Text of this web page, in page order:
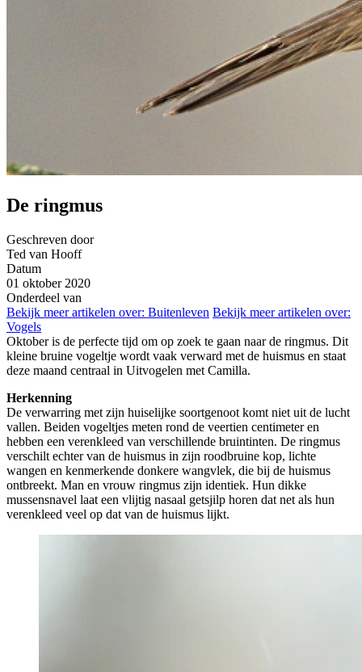
De ringmus
Geschreven door
Ted van Hooff
Datum
01 oktober 2020
Onderdeel van
Bekijk meer artikelen over: Buitenleven Bekijk meer artikelen over:
Vogels
Oktober is de perfecte tijd om op zoek te gaan naar de ringmus. Dit
kleine bruine vogeltje wordt vaak verward met de huismus en staat
deze maand centraal in Uitvogelen met Camilla.
Herkenning
De verwarring met zijn huiselijke soortgenoot komt niet uit de lucht
vallen. Beiden vogeltjes meten rond de veertien centimeter en
hebben een verenkleed van verschillende bruintinten. De ringmus
verschilt echter van de huismus in zijn roodbruine kop, lichte
wangen en kenmerkende donkere wangvlek, die bij de huismus
ontbreekt. Man en vrouw ringmus zijn identiek. Hun dikke
mussensnavel laat een vlijtig nasaal getsjilp horen dat net als hun
verenkleed veel op dat van de huismus lijkt.